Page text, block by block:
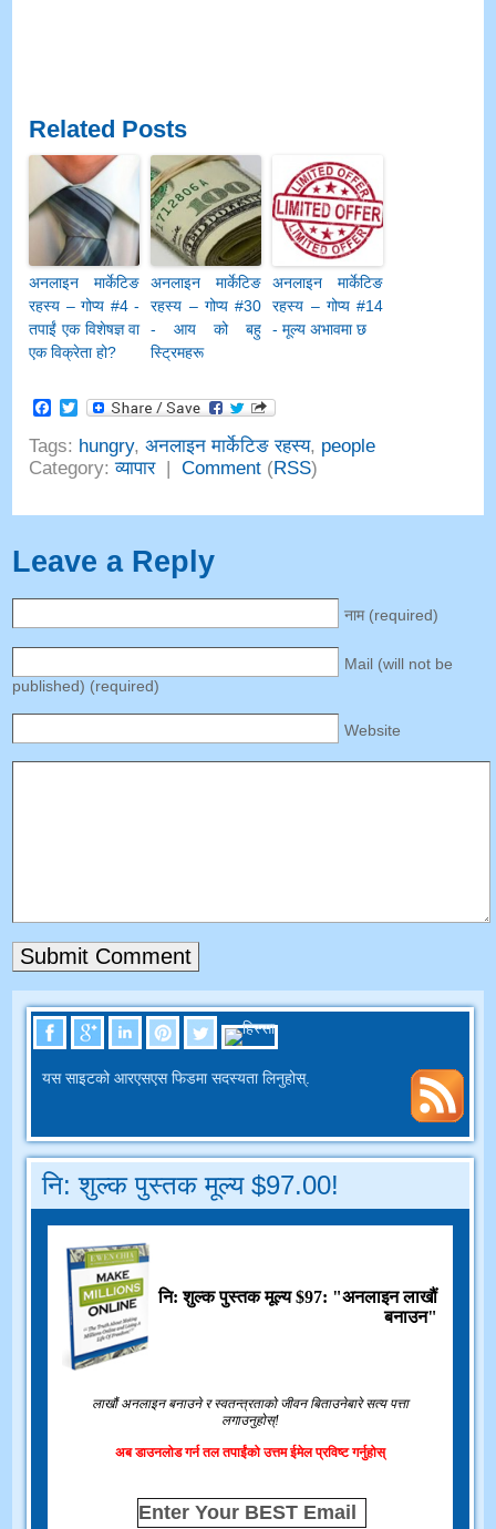
Related Posts
अनलाइन मार्केटिङ
रहस्य – गोप्य #4 -
तपाईं एक विशेषज्ञ वा
एक विक्रेता हो?
अनलाइन मार्केटिङ
रहस्य – गोप्य #30
- आय को बहु
स्ट्रिमहरू
अनलाइन मार्केटिङ
रहस्य – गोप्य #14
- मूल्य अभावमा छ
Facebook
Twitter
Tags: hungry,अनलाइन मार्केटिङ रहस्य, people
Category:व्यापार|Comment (RSS)
Leave a Reply
नाम (required)
Mail (will not be
published) (required)
Website
यस साइटको आरएसएस फिडमा सदस्यता लिनुहोस्.
नि: शुल्क पुस्तक मूल्य $97.00!
नि: शुल्क पुस्तक मूल्य $97: "अनलाइन लाखौं
बनाउन"
लाखौं अनलाइन बनाउने र स्वतन्त्रताको जीवन बिताउनेबारे सत्य पत्ता
लगाउनुहोस्!
अब डाउनलोड गर्न तल तपाईंको उत्तम ईमेल प्रविष्ट गर्नुहोस्